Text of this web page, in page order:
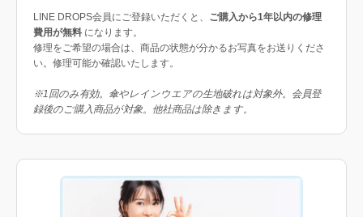
LINE DROPS会員にご登録いただくと、 ご購入から1年以内の修理
費用が無料 になります。
修理をご希望の場合は、商品の状態が分かるお写真をお送りくださ
い。修理可能か確認いたします。
※1回のみ有効。傘やレインウエアの生地破れは対象外。会員登
録後のご購入商品が対象。他社商品は除きます。